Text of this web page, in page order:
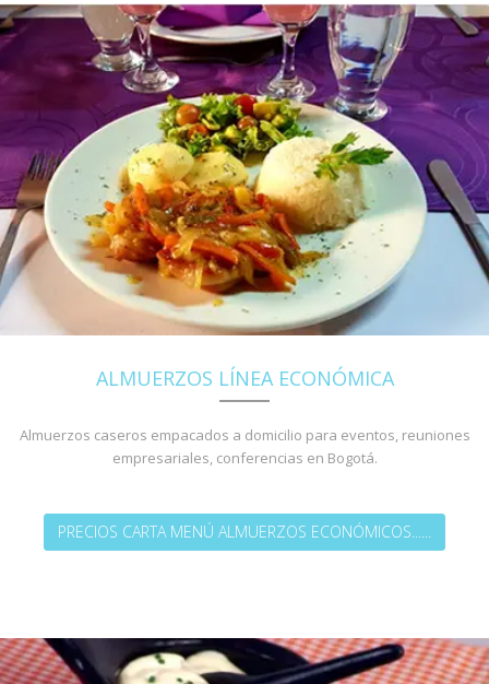
ALMUERZOS LÍNEA ECONÓMICA
Almuerzos caseros empacados a domicilio para eventos, reuniones
empresariales, conferencias en Bogotá.
PRECIOS CARTA MENÚ ALMUERZOS ECONÓMICOS......